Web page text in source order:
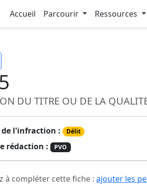
Accueil Parcourir Ressources
DU TITRE OU DE LA
l'infraction : Délit
rédaction : PVO
à compléter cette fiche : ajouter les